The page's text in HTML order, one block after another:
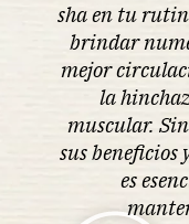
sha en tu
brindar
mejor
la
muscular.
sus
es